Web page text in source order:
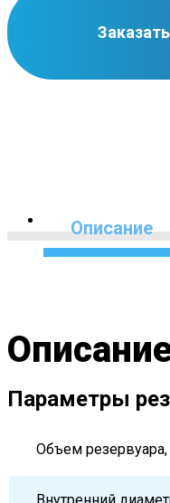
Заказать
Описание
Параметры
Объем